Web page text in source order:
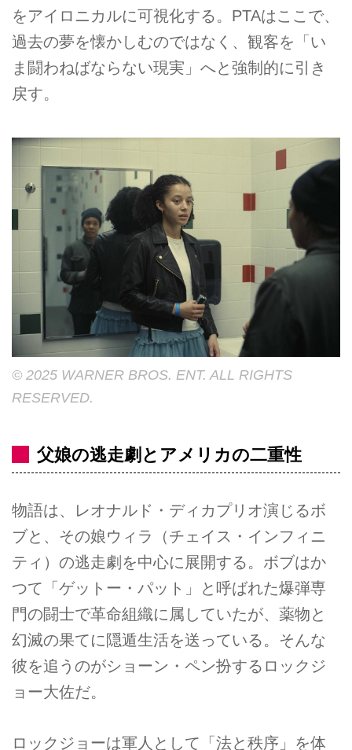
をアイロニカルに可視化する。PTAはここで、
過去の夢を懐かしむのではなく、観客を「い
ま闘わねばならない現実」へと強制的に引き
戻す。
© 2025 WARNER BROS. ENT. ALL RIGHTS
RESERVED.
父娘の逃走劇とアメリカの二重性
物語は、レオナルド・ディカプリオ演じるボ
ブと、その娘ウィラ（チェイス・インフィニ
ティ）の逃走劇を中心に展開する。ボブはか
つて「ゲットー・パット」と呼ばれた爆弾専
門の闘士で革命組織に属していたが、薬物と
幻滅の果てに隠遁生活を送っている。そんな
彼を追うのがショーン・ペン扮するロックジ
ョー大佐だ。
ロックジョーは軍人として「法と秩序」を体